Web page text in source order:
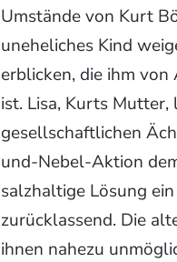
Umstände von Kurt
uneheliches Kind
erblicken, die ihm
ist. Lisa, Kurts
gesellschaftlichen
und-Nebel-Aktion
salzhaltige Lösung
zurücklassend. Die
ihnen nahezu